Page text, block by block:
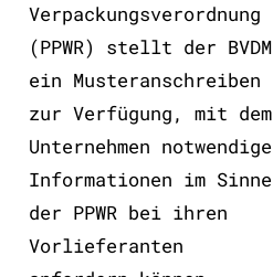
Verpackungsverordnung
(PPWR) stellt der BVDM
ein Musteranschreiben
zur Verfügung, mit dem
Unternehmen notwendige
Informationen im Sinne
der PPWR bei ihren
Vorlieferanten